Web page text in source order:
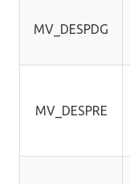
MV_DESPDG
MV_DESPRE